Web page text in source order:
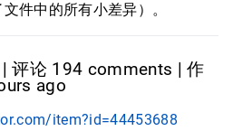
件中的所有小差异）。
评论 194 comments | 作
ago
item?id=44453688